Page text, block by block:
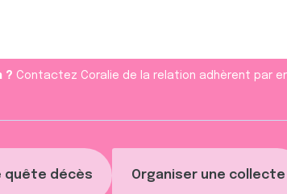
quête décès Organiser une collecte
? Contactez Coralie de la relation adhèrent par